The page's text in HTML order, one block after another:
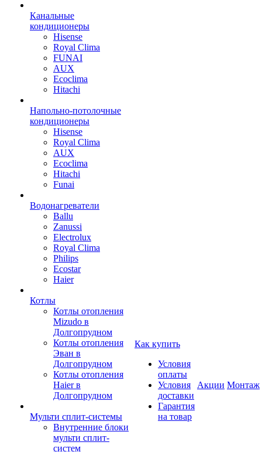
Канальные
кондиционеры
Hisense
Royal Clima
FUNAI
AUX
Ecoclima
Hitachi
Напольно-потолочные
кондиционеры
Hisense
Royal Clima
AUX
Ecoclima
Hitachi
Funai
Водонагреватели
Ballu
Zanussi
Electrolux
Royal Clima
Philips
Ecostar
Haier
Котлы
Котлы отопления
Mizudo в
Долгопрудном
Котлы отопления
Эван в
Долгопрудном
Котлы отопления
Haier в
Долгопрудном
Мульти сплит-системы
Внутренние блоки
мульти сплит-
систем
Как купить
Условия
оплаты
Условия
доставки
Гарантия
на товар
Акции Монтаж